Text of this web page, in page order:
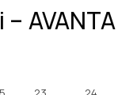
AVANTA